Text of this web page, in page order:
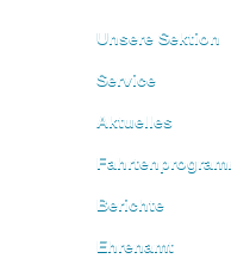
Unsere Sektion
Service
Aktuelles
Berichte
Ehrenamt